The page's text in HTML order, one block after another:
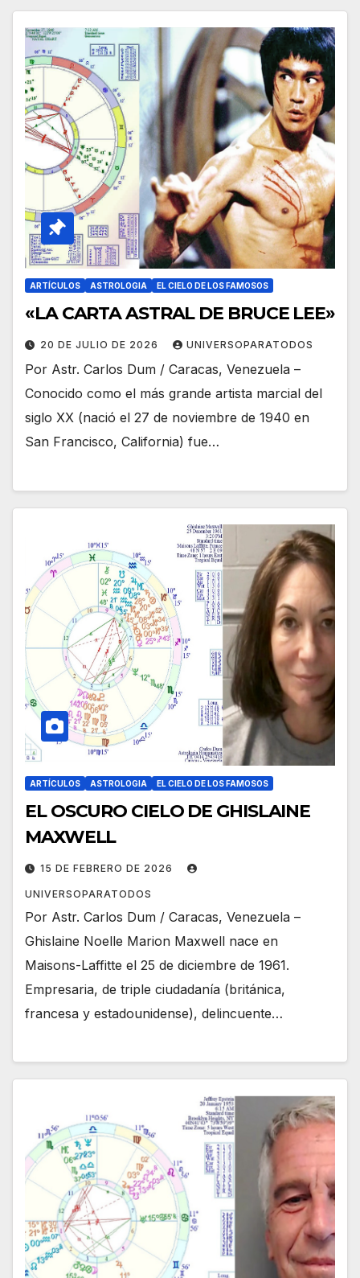
ARTÍCULOS ASTROLOGIA EL CIELO DE LOS FAMOSOS
«LA CARTA ASTRAL DE BRUCE LEE»
20 DE JULIO DE 2026 UNIVERSOPARATODOS
Por Astr. Carlos Dum / Caracas, Venezuela –
Conocido como el más grande artista marcial del
siglo XX (nació el 27 de noviembre de 1940 en
San Francisco, California) fue…
ARTÍCULOS ASTROLOGIA EL CIELO DE LOS FAMOSOS
EL OSCURO CIELO DE GHISLAINE
MAXWELL
15 DE FEBRERO DE 2026
UNIVERSOPARATODOS
Por Astr. Carlos Dum / Caracas, Venezuela –
Ghislaine Noelle Marion Maxwell nace en
Maisons-Laffitte el 25 de diciembre de 1961.
Empresaria, de triple ciudadanía (británica,
francesa y estadounidense), delincuente…